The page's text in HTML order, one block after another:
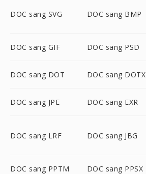
DOC sang SVG DOC sang BMP
DOC sang GIF DOC sang PSD
DOC sang DOT DOC sang DOTX
DOC sang JPE DOC sang EXR
DOC sang LRF DOC sang JBG
DOC sang PPTM DOC sang PPSX